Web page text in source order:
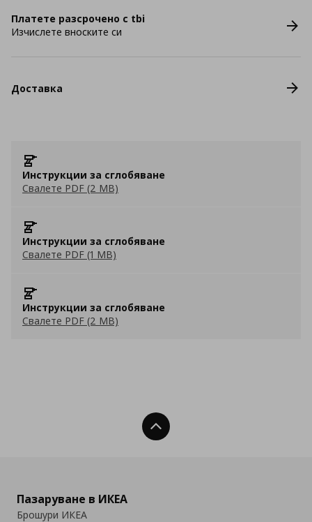
Платете разсрочено с tbi
Изчислете вноските си
Доставка
Инструкции за сглобяване
Свалете PDF (2 MB)
Инструкции за сглобяване
Свалете PDF (1 MB)
Инструкции за сглобяване
Свалете PDF (2 MB)
Нагоре
Пазаруване в ИКЕА
Брошури ИКЕА